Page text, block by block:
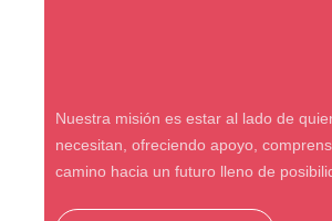
Nuestra misión es estar al lado de
necesitan, ofreciendo apoyo,
camino hacia un futuro lleno de